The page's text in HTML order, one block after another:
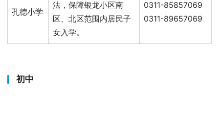
孔德小学
法，保障银龙小区南
区、北区范围内居民子
女入学。
0311-85857069
0311-89657069
初中